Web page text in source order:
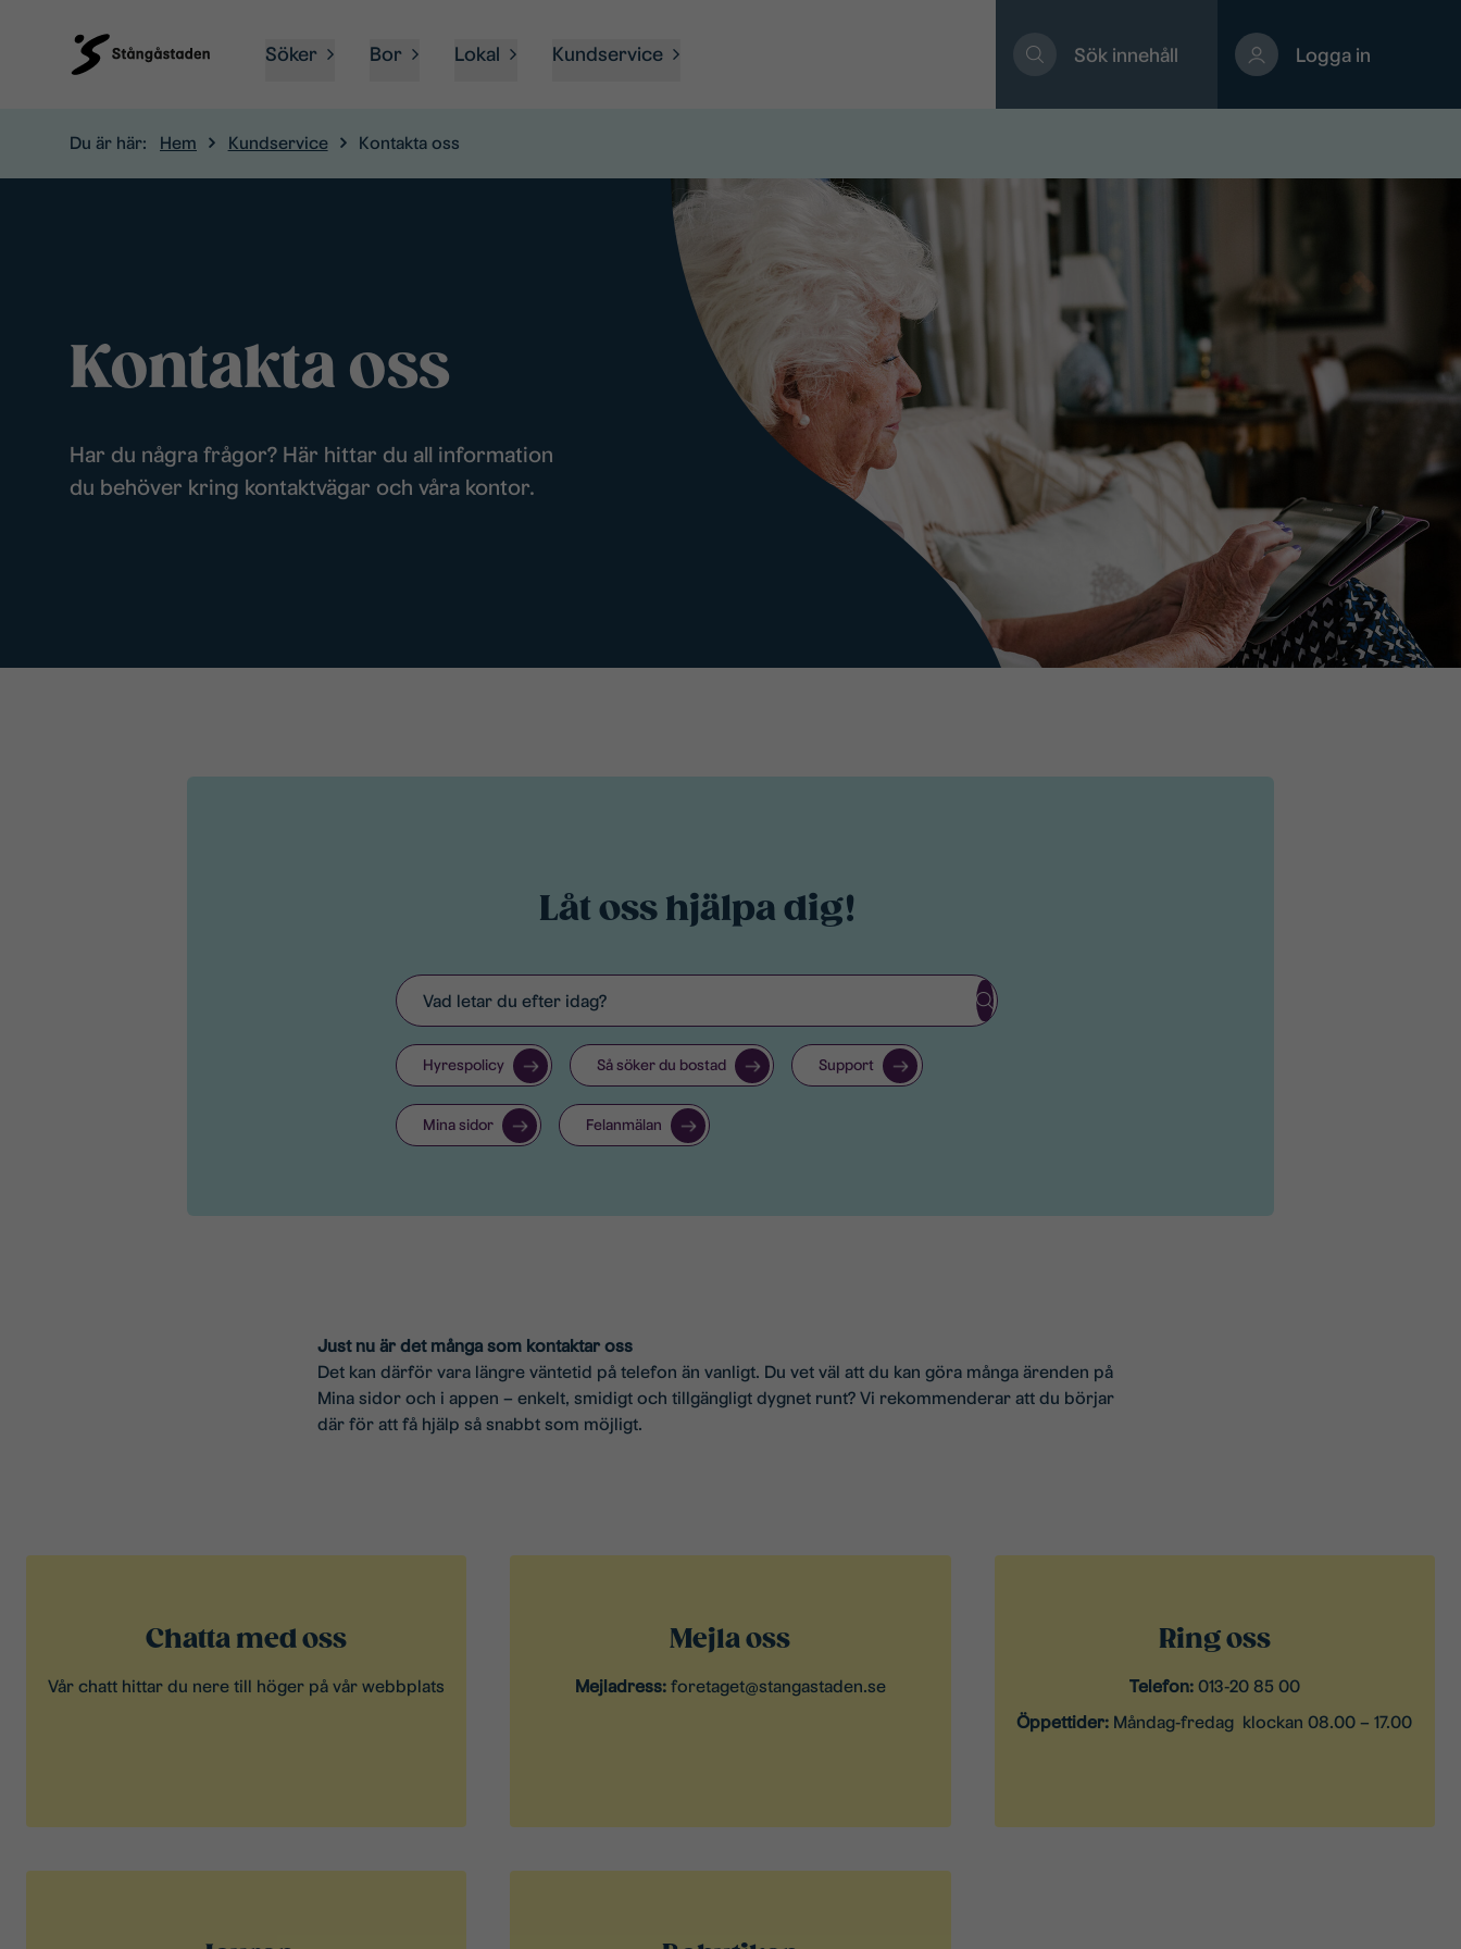
Söker Bor Lokal Kundservice Sök innehåll Logga in
Du är här: Hem Kundservice Kontakta oss
Kontakta oss
Har du några frågor? Här hittar du all information
du behöver kring kontaktvägar och våra kontor.
Låt oss hjälpa dig!
Sök:
Hyrespolicy Så söker du bostad Support
Mina sidor Felanmälan
Just nu är det många som kontaktar oss
Det kan därför vara längre väntetid på telefon än vanligt. Du vet väl att du kan göra många ärenden på
Mina sidor och i appen – enkelt, smidigt och tillgängligt dygnet runt? Vi rekommenderar att du börjar
där för att få hjälp så snabbt som möjligt.
Chatta med oss
Vår chatt hittar du nere till höger på vår webbplats
Mejla oss
Mejladress:foretaget@stangastaden.se
Ring oss
Telefon:013-20 85 00
Öppettider: Måndag-fredag klockan 08.00 – 17.00